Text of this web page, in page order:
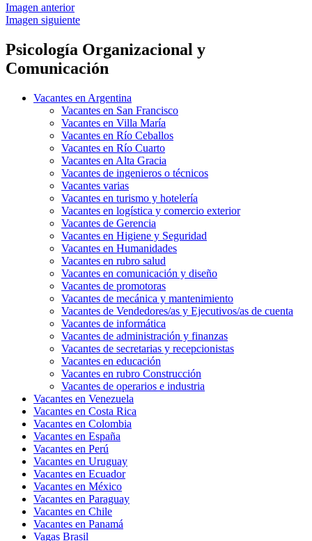
Imagen anterior
Imagen siguiente
Psicología Organizacional y
Comunicación
Vacantes en Argentina
Vacantes en San Francisco
Vacantes en Villa María
Vacantes en Río Ceballos
Vacantes en Río Cuarto
Vacantes en Alta Gracia
Vacantes de ingenieros o técnicos
Vacantes varias
Vacantes en turismo y hotelería
Vacantes en logística y comercio exterior
Vacantes de Gerencia
Vacantes en Higiene y Seguridad
Vacantes en Humanidades
Vacantes en rubro salud
Vacantes en comunicación y diseño
Vacantes de promotoras
Vacantes de mecánica y mantenimiento
Vacantes de Vendedores/as y Ejecutivos/as de cuenta
Vacantes de informática
Vacantes de administración y finanzas
Vacantes de secretarias y recepcionistas
Vacantes en educación
Vacantes en rubro Construcción
Vacantes de operarios e industria
Vacantes en Venezuela
Vacantes en Costa Rica
Vacantes en Colombia
Vacantes en España
Vacantes en Perú
Vacantes en Uruguay
Vacantes en Ecuador
Vacantes en México
Vacantes en Paraguay
Vacantes en Chile
Vacantes en Panamá
Vagas Brasil